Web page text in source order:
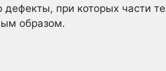
при которых части
образом.